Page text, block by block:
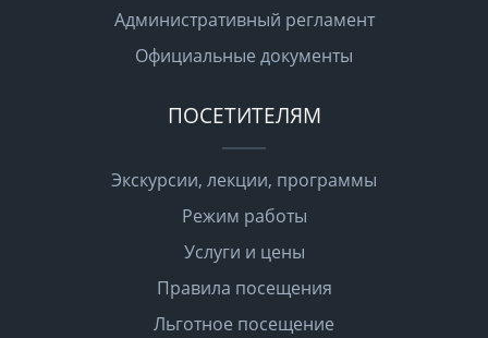
Административный регламент
Официальные документы
ПОСЕТИТЕЛЯМ
Экскурсии, лекции, программы
Режим работы
Услуги и цены
Правила посещения
Льготное посещение